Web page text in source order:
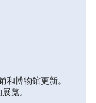
和博物馆更新。
览。